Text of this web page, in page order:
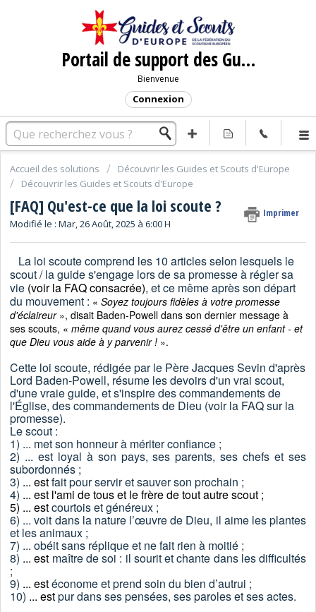
Portail de support des Guides et Scouts d'Europe
Bienvenue
Connexion
Accueil des solutions
Découvrir les Guides et Scouts d'Europe
Découvrir les Guides et Scouts d'Europe
[FAQ] Qu'est-ce que la loi scoute ?
Imprimer
Modifié le : Mar, 26 Août, 2025 à 6:00 H
La loi scoute comprend les 10 articles selon lesquels le
scout / la guide s'engage lors de sa promesse à régler sa
vie (voir la FAQ consacrée), et ce même après son départ
du mouvement : « Soyez toujours fidèles à votre promesse
d'éclaireur », disait Baden-Powell dans son dernier message à
ses scouts, « même quand vous aurez cessé d'être un enfant - et
que Dieu vous aide à y parvenir ! ».
Cette loi scoute, rédigée par le Père Jacques Sevin d'après
Lord Baden-Powell, résume les devoirs d'un vrai scout,
d'une vraie guide, et s'inspire des commandements de
l'Église, des commandements de Dieu (voir la FAQ sur la
promesse).
Le scout :
1) ... met son honneur à mériter confiance ;
2) ... est loyal à son pays, ses parents, ses chefs et ses
subordonnés ;
3) ... estfait pour servir et sauver son prochain ;
4) ... est l'ami de tous et le frère de tout autre scout ;
5) ... estcourtois et généreux ;
6) ... voit dans la nature l’œuvre de Dieu, il aime les plantes
et les animaux ;
7) ... obéit sans réplique et ne fait rien à moitié ;
8) ... est maître de soi : il sourit et chante dans les difficultés
;
9) ... estéconome et prend soin du bien d’autrui ;
10) ... estpur dans ses pensées, ses paroles et ses actes.